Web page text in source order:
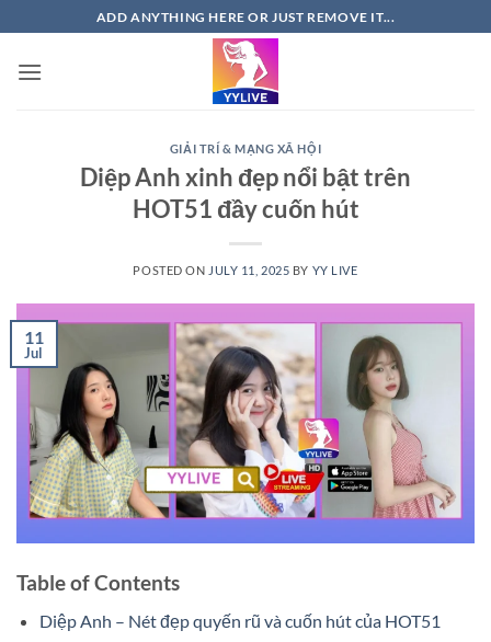
to
content
ADD ANYTHING HERE OR JUST REMOVE IT...
GIẢI TRÍ & MẠNG XÃ HỘI
Diệp Anh xinh đẹp nổi bật trên
HOT51 đầy cuốn hút
POSTED ON JULY 11, 2025 BY YY LIVE
11
Jul
Table of Contents
Diệp Anh – Nét đẹp quyến rũ và cuốn hút của HOT51